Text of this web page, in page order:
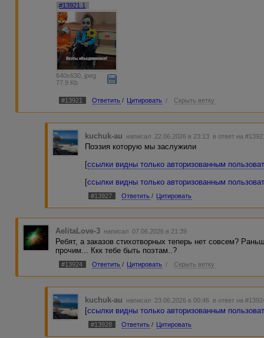
Тагил! - с балкона крики в час полночный
(Наверно, так Колумб кричал "Земля!").
С баулами чуть свет тропой челночной,
Забыв в прихожей сеть и якоря.
Все кадры, миражи и зарисовки
Плывут по волнам памяти, туманные слегка,
Кружатся облетевшею листвою,
Лишь не мелеет времени река.
#13921.1
640x630, jpeg
77.9 Kb
#13921 Ответить / Цитировать / Скрыть ветку
kuchuk-au написал 22.06.2026 в 23:13 в ответ на
Поэзия которую мы заслужили
[ссылки видны только авторизованным
[ссылки видны только авторизованным
#13927 Ответить / Цитировать
AelitaLove-3 написал 07.06.2026 в 21:39
Ребят, а заказов стихотворных теперь нет совсем?
прочим... Ккк тебе быть поэтам..?
#13924 Ответить / Цитировать / Скрыть ветку
kuchuk-au написал 23.06.2026 в 00:46 в ответ на
[ссылки видны только авторизованным
#13928 Ответить / Цитировать